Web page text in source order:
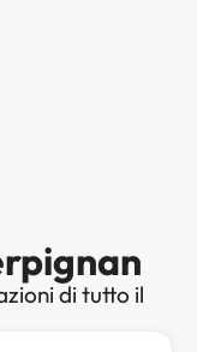
di tutto il